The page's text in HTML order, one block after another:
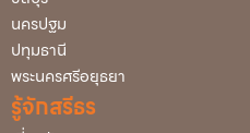
นครปฐม
ปทุมธานี
พระนครศรีอยุธยา
รู้จักสรีธร